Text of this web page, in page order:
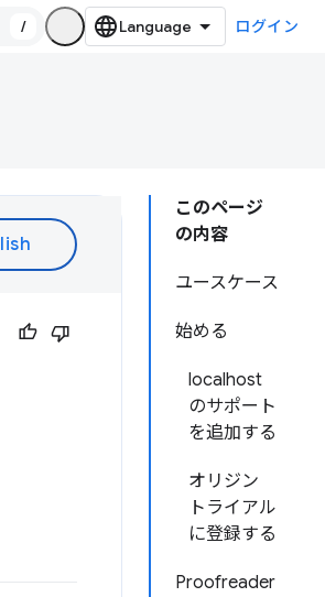
/ ログイン
このページ
の内容
ユースケース
始める
localhost
のサポート
を追加する
オリジン
トライアル
に登録する
Proofreader